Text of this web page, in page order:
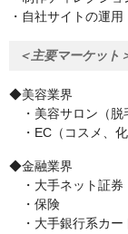
・自社サイトの運用
＜主要マーケット
◆美容業界
・美容サロン（脱
・EC（コスメ、化
◆金融業界
・大手ネット証券
・保険
・大手銀行系カー